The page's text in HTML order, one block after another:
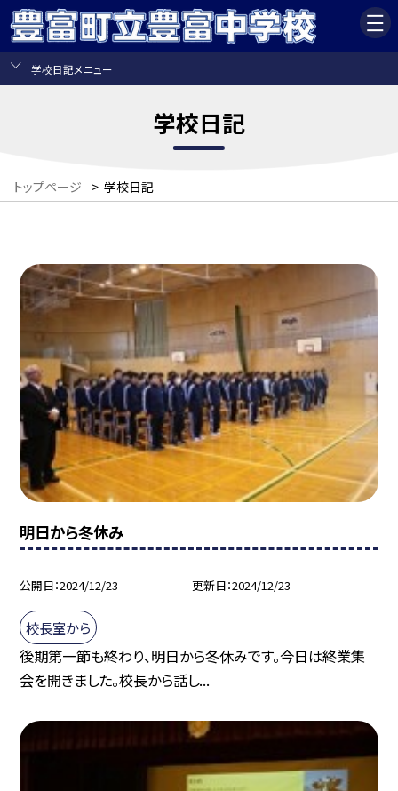
学校日記メニュー
学校日記
トップページ > 学校日記
明日から冬休み
公開日 2024/12/23 更新日 2024/12/23
校長室から
後期第一節も終わり、明日から冬休みです。今日は終業集
会を開きました。校長から話し...